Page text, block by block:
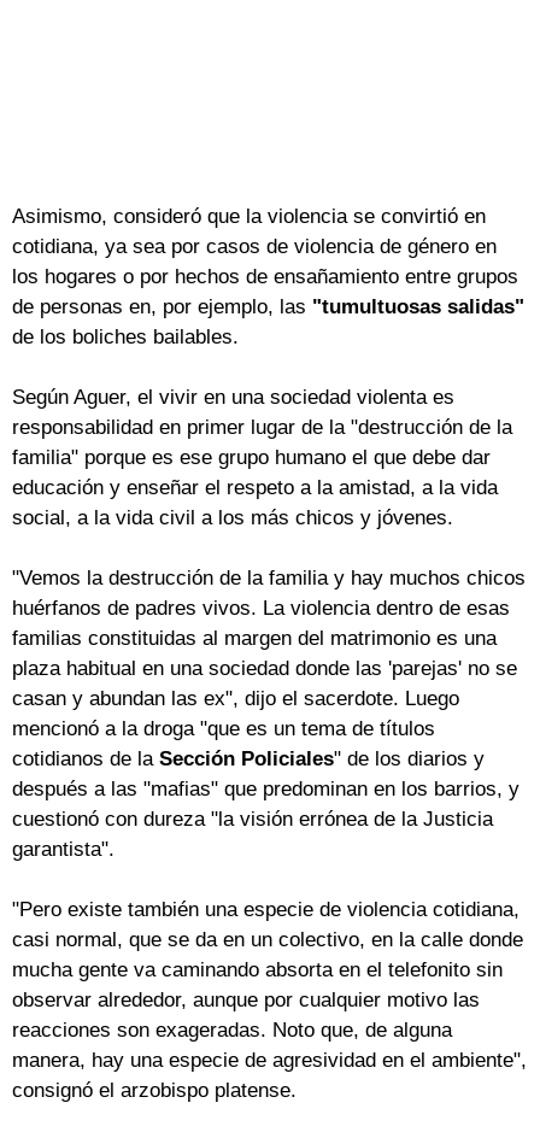
Asimismo, consideró que la violencia se convirtió en
cotidiana, ya sea por casos de violencia de género en
los hogares o por hechos de ensañamiento entre grupos
de personas en, por ejemplo, las "tumultuosas salidas"
de los boliches bailables.
Según Aguer, el vivir en una sociedad violenta es
responsabilidad en primer lugar de la "destrucción de la
familia" porque es ese grupo humano el que debe dar
educación y enseñar el respeto a la amistad, a la vida
social, a la vida civil a los más chicos y jóvenes.
"Vemos la destrucción de la familia y hay muchos chicos
huérfanos de padres vivos. La violencia dentro de esas
familias constituidas al margen del matrimonio es una
plaza habitual en una sociedad donde las 'parejas' no se
casan y abundan las ex", dijo el sacerdote. Luego
mencionó a la droga "que es un tema de títulos
cotidianos de la Sección Policiales" de los diarios y
después a las "mafias" que predominan en los barrios, y
cuestionó con dureza "la visión errónea de la Justicia
garantista".
"Pero existe también una especie de violencia cotidiana,
casi normal, que se da en un colectivo, en la calle donde
mucha gente va caminando absorta en el telefonito sin
observar alrededor, aunque por cualquier motivo las
reacciones son exageradas. Noto que, de alguna
manera, hay una especie de agresividad en el ambiente",
consignó el arzobispo platense.